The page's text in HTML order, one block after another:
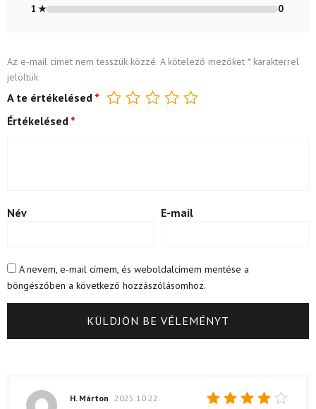
1 ★
0
Az e-mail címet nem tesszük közzé. A kötelező mezőket *karakterrel
jelöltük
A te értékelésed *
Értékelésed *
Név E-mail
A nevem, e-mail címem, és weboldalcímem mentése a
böngészőben a következő hozzászólásomhoz.
H. Márton 2025.10.22.